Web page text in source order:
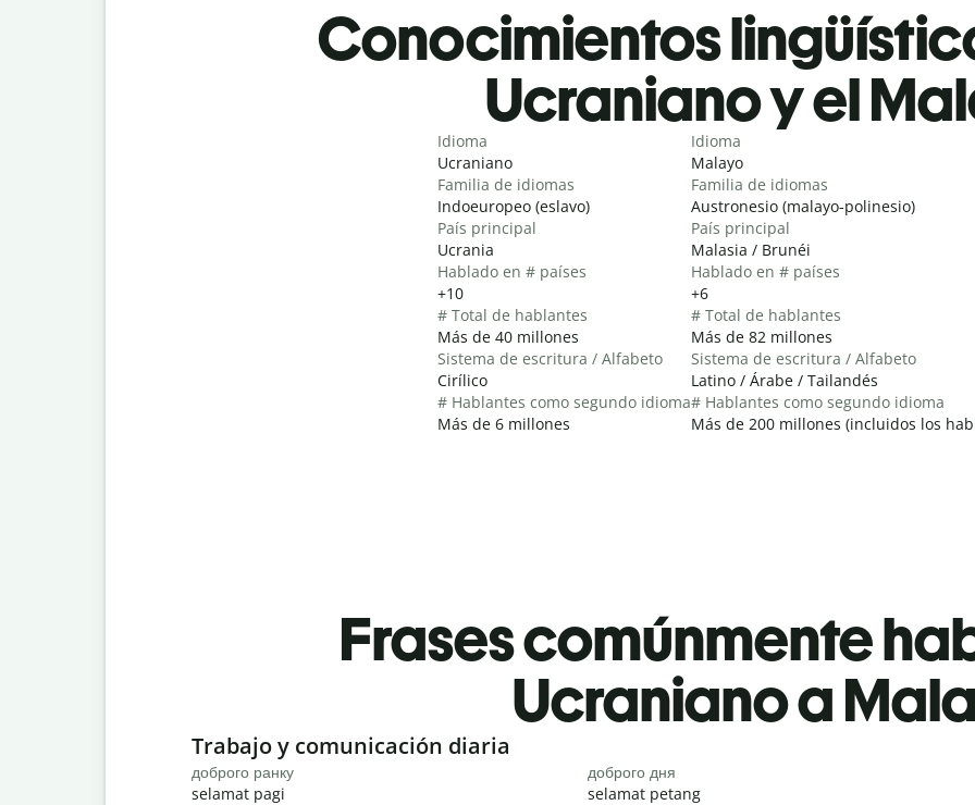
Conocimientos
Ucraniano y el
Idioma
Ucraniano
Familia de idiomas
Indoeuropeo (eslavo)
País principal
Ucrania
Hablado en # países
+10
# Total de hablantes
Más de 40 millones
Sistema de escritura / Alfabeto
Cirílico
# Hablantes como segundo idioma
Más de 6 millones
Idioma
Malayo
Familia de idiomas
Austronesio (malayo-polinesio)
País principal
Malasia / Brunéi
Hablado en # países
+6
# Total de hablantes
Más de 82 millones
Sistema de escritura / Alfabeto
Latino / Árabe / Tailandés
# Hablantes como segundo idioma
Más de 200 millones (incluidos los
Frases comúnmente
Ucraniano a
Slide 1 of 6
Trabajo y comunicación diaria
доброго ранку
selamat pagi
доброго дня
selamat petang